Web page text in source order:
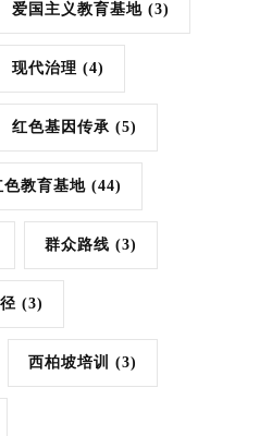
爱国主义教育基地 (3)
现代治理 (4)
红色基因传承 (5)
色教育基地 (44)
群众路线 (3)
(3)
西柏坡培训 (3)